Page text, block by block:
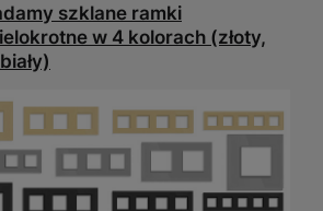
szklane ramki
w 4 kolorach (złoty,